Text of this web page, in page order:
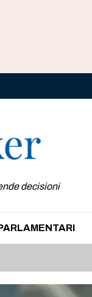
decisioni